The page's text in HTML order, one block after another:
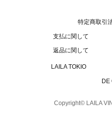
特定商取引
支払に関して
返品に関して
LAILA TOKIO
DE
Copyright© LAILA